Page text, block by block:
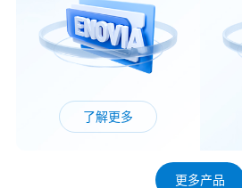
作回报中受益。
了解更多
设
计
真
产
更多产品